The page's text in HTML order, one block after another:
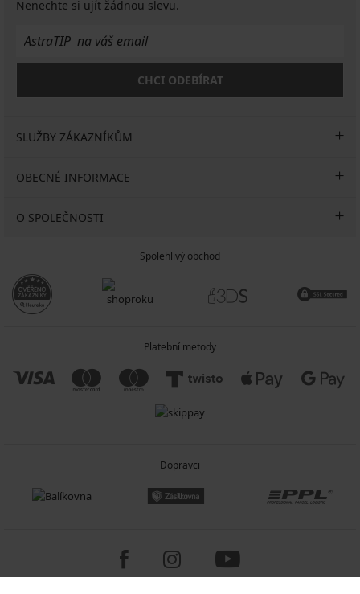
Nenechte si ujít žádnou slevu.
CHCI ODEBÍRAT
SLUŽBY ZÁKAZNÍKŮM
OBECNÉ INFORMACE
O SPOLEČNOSTI
Spolehlivý obchod
Platební metody
Dopravci